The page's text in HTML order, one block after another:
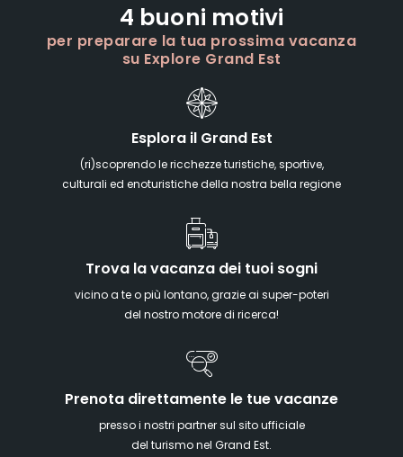
4 buoni motivi
per preparare la tua prossima vacanza
su Explore Grand Est
Esplora il Grand Est
(ri)scoprendo le ricchezze turistiche, sportive,
culturali ed enoturistiche della nostra bella regione
Trova la vacanza dei tuoi sogni
vicino a te o più lontano, grazie ai super-poteri
del nostro motore di ricerca!
Prenota direttamente le tue vacanze
presso i nostri partner sul sito ufficiale
del turismo nel Grand Est.